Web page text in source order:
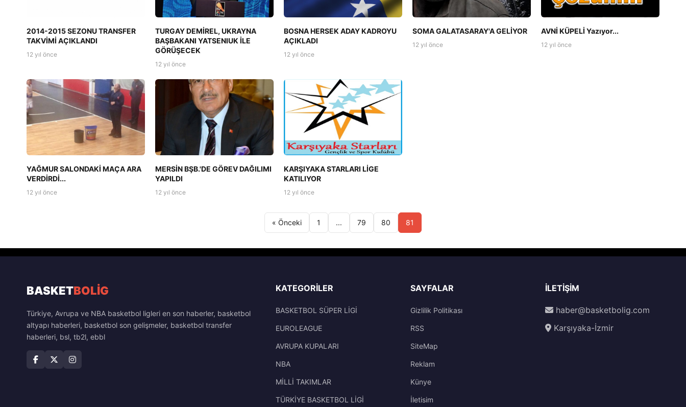
2014-2015 SEZONU TRANSFER
TAKVİMİ AÇIKLANDI
12 yıl önce
TURGAY DEMİREL, UKRAYNA
BAŞBAKANI YATSENIUK İLE
GÖRÜŞECEK
12 yıl önce
BOSNA HERSEK ADAY KADROYU
AÇIKLADI
12 yıl önce
SOMA GALATASARAY'A GELİYOR
12 yıl önce
AVNİ KÜPELİ Yazıyor...
12 yıl önce
YAĞMUR SALONDAKİ MAÇA ARA
VERDİRDİ...
12 yıl önce
MERSİN BŞB.'DE GÖREV DAĞILIMI
YAPILDI
12 yıl önce
KARŞIYAKA STARLARI LİGE
KATILIYOR
12 yıl önce
« Önceki 1 ... 79 80 81
BASKETBOLİG
Türkiye, Avrupa ve NBA basketbol ligleri en son haberler, basketbol
altyapı haberleri, basketbol son gelişmeler, basketbol transfer
haberleri, bsl, tb2l, ebbl
KATEGORILER
BASKETBOL SÜPER LİGİ
EUROLEAGUE
AVRUPA KUPALARI
NBA
MİLLİ TAKIMLAR
TÜRKİYE BASKETBOL LİGİ
SAYFALAR
Gizlilik Politikası
RSS
SiteMap
Reklam
Künye
İletisim
İLETIŞIM
haber@basketbolig.com
Karşıyaka-İzmir